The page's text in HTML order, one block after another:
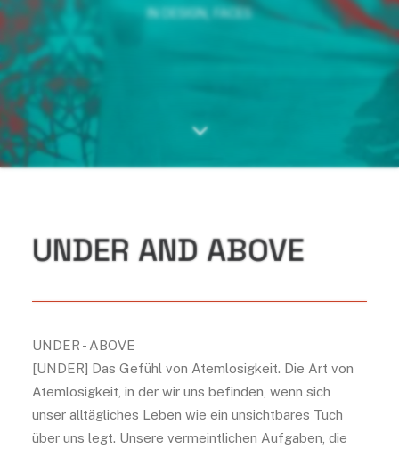
IN DESIGN, FACES
UNDER AND ABOVE
UNDER - ABOVE
[UNDER] Das Gefühl von Atemlosigkeit. Die Art von
Atemlosigkeit, in der wir uns befinden, wenn sich
unser alltägliches Leben wie ein unsichtbares Tuch
über uns legt. Unsere vermeintlichen Aufgaben, die